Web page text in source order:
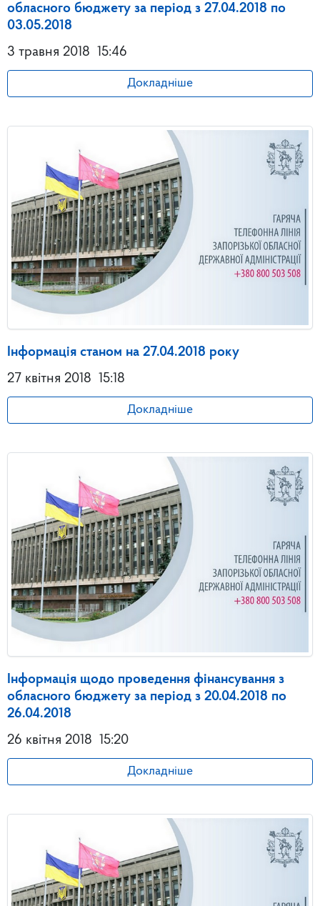
обласного бюджету за період з 27.04.2018 по
03.05.2018
3 травня 2018 15:46
Докладніше
Інформація станом на 27.04.2018 року
27 квітня 2018
15:18
Докладніше
Інформація щодо проведення фінансування з
обласного бюджету за період з 20.04.2018 по
26.04.2018
26 квітня 2018 15:20
Докладніше